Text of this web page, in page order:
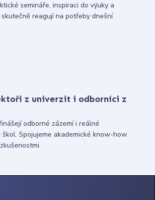
semináře, inspiraci do výuky a
reagují na potřeby dnešní
z univerzit i odborníci z
odborné zázemí i reálné
škol. Spojujeme akademické know-how